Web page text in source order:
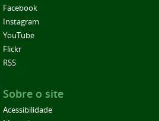
Facebook
Instagram
YouTube
Flickr
RSS
Sobre o site
Acessibilidade